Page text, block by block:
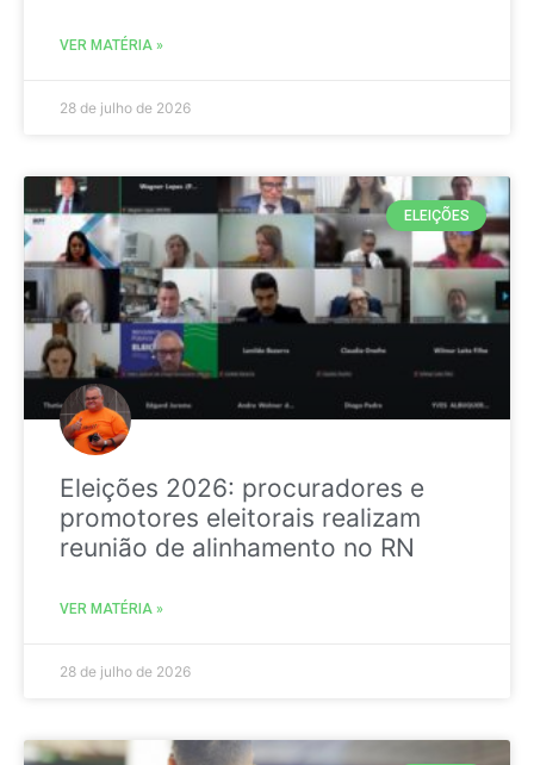
VER MATÉRIA »
28 de julho de 2026
ELEIÇÕES
Eleições 2026: procuradores e
promotores eleitorais realizam
reunião de alinhamento no RN
VER MATÉRIA »
28 de julho de 2026